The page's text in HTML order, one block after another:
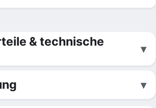
& technische